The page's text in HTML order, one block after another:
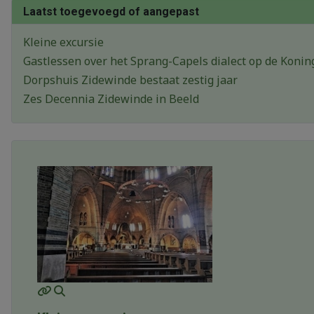
Laatst toegevoegd of aangepast
Kleine excursie
Gastlessen over het Sprang-Capels dialect op de
Dorpshuis Zidewinde bestaat zestig jaar
Zes Decennia Zidewinde in Beeld
MOD_JTCS_VIEW_ARTICLE_LINK